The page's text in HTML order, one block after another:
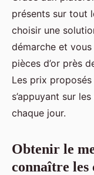
présents sur tout
choisir une
démarche et
pièces d’or près
Les prix
s’appuyant sur
chaque jour.
Obtenir le
connaître les